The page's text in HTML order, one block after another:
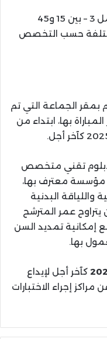
اختبار شفوي أو تطبيقي (معامل 3 – بين 15 و45
حسب التخصص
بمقر الجماعة التي تم
بها، ابتداء من
دبلوم تقني متخصص
معترف بها،
واللياقة البدنية
يتراوح عمر المترشح
مع إمكانية تمديد السن
بها.
كآخر أجل لإيداع
إجراء الاختبارات